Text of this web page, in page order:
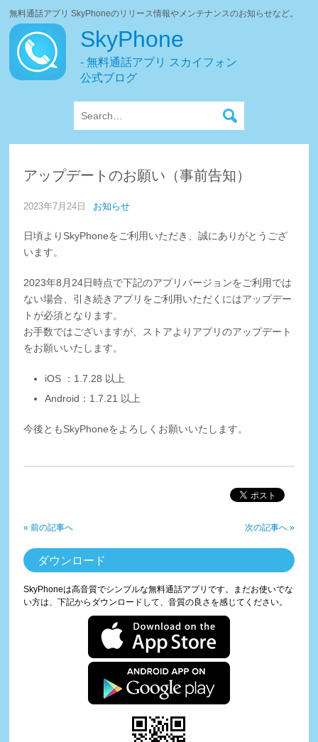
無料通話アプリ SkyPhoneのリリース情報やメンテナンスのお知らせなど。
SkyPhone
- 無料通話アプリ スカイフォン
公式ブログ
アップデートのお願い（事前告知）
2023年7月24日 お知らせ
日頃よりSkyPhoneをご利用いただき、誠にありがとうござ
います。
2023年8月24日時点で下記のアプリバージョンをご利用では
ない場合、引き続きアプリをご利用いただくにはアップデー
トが必須となります。
お手数ではございますが、ストアよりアプリのアップデート
をお願いいたします。
iOS ：1.7.28 以上
Android：1.7.21 以上
今後ともSkyPhoneをよろしくお願いいたします。
« 前の記事へ 次の記事へ »
ダウンロード
SkyPhoneは高音質でシンプルな無料通話アプリです。まだお使いでな
い方は、下記からダウンロードして、音質の良さを感じてください。